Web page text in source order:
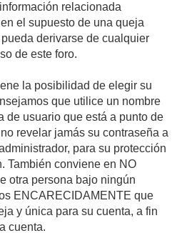
relacionada
el supuesto de una queja
derivarse de cualquier
de este foro.
la posibilidad de elegir su
que utilice un nombre
de usuario que está a punto de
revelar jamás su contraseña a
para su protección
También conviene en NO
otra persona bajo ningún
ENCARECIDAMENTE que
y única para su cuenta, a fin
cuenta.